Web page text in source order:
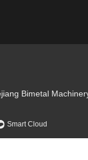
Bimetal
Smart Cloud